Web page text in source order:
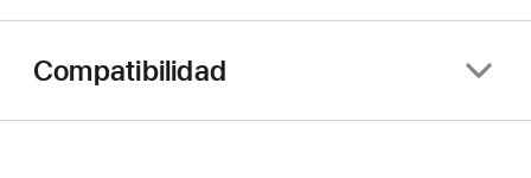
Compatibilidad